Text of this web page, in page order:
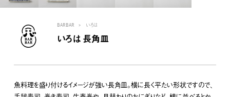
BARBAR いろは
いろは 長角皿
魚料理を盛り付けるイメージが強い長角皿。横に長く平たい形状ですので、